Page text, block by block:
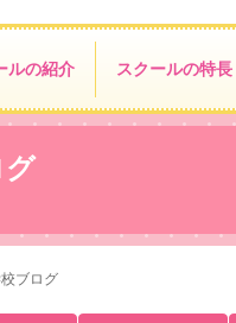
ルの紹介 スクールの特長
グ
ブログ